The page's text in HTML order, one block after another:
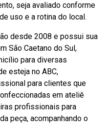
seja avaliado conforme
uso e a rotina do local.
desde 2008 e possui sua
São Caetano do Sul,
para diversas
esteja no ABC,
para clientes que
em ateliê
profissionais para
peça, acompanhando o